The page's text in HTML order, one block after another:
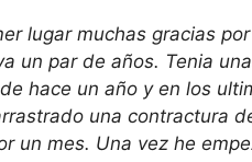
lugar muchas gracias
un par de años. Tenia
hace un año y en los
una contractura
un mes. Una vez he